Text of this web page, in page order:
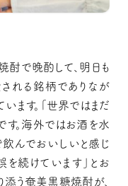
酎で晩酌して、明日も
れる銘柄でありなが
ます。「世界ではまだ
。海外ではお酒を水
飲んでおいしいと感じ
を続けています」とお
添う奄美黒糖焼酎が、